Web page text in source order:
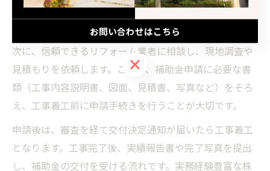
に、対象となる補助金の種類と申請条件を調査し、ご自
身の住まいが該当するかを確認します。
次に、信頼できるリフォーム業者に相談し、現地調査や
見積もりを依頼します。ここで、補助金申請に必要な書
類（工事内容説明書、図面、見積書、写真など）をそろ
え、工事着工前に申請手続きを行うことが大切です。
申請後は、審査を経て交付決定通知が届いたら工事着工
となります。工事完了後、実績報告書や完了写真を提出
し、補助金の交付を受ける流れです。実務経験豊富な株
お問い合わせはこちら
お問い合わせはこちら